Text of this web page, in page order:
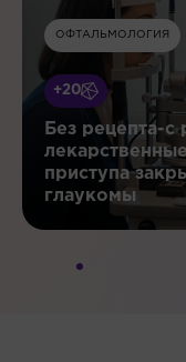
ОФТАЛЬМОЛОГИЯ
+20
Без рецепта-с
приступа
глаукомы